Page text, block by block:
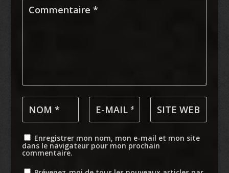
Enregistrer mon nom, mon e-mail et mon site
dans le navigateur pour mon prochain
commentaire.